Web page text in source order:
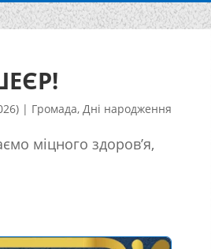
| Громада, Дні народження
міцного здоров’я,